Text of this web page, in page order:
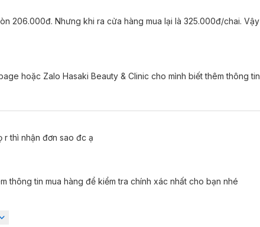
206.000đ. Nhưng khi ra cửa hàng mua lại là 325.000đ/chai. Vậy
hoặc Zalo Hasaki Beauty & Clinic cho mình biết thêm thông tin
r thì nhận đơn sao đc ạ
thông tin mua hàng để kiểm tra chính xác nhất cho bạn nhé